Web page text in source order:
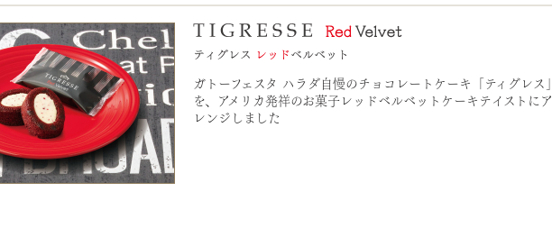
ガトーフェスタ ハラダ自慢のチョコレートケーキ「ティグレス」
を、アメリカ発祥のお菓子レッドベルベットケーキテイストにア
レンジしました